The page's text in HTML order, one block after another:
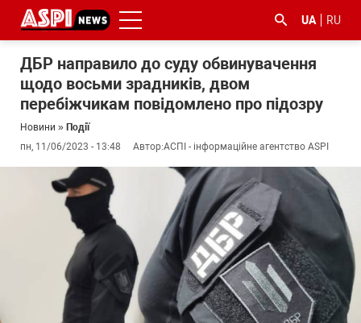
UA RU
ДБР направило до суду обвинувачення
щодо восьми зрадників, двом
перебіжчикам повідомлено про підозру
Новини » Події
пн, 11/06/2023 - 13:48
Автор:АСПІ - інформаційне агентство ASPI
#боротьба
з
корупцією
#Київ #коронавірус